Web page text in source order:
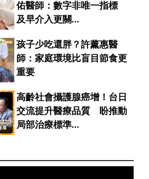
佑醫師：數字非唯一指標
及早介入更關...
孩子少吃還胖？許薰惠醫
師：家庭環境比盲目節食更
重要
高齡社會攝護腺癌增！台日
交流提升醫療品質 盼推動
局部治療標準...